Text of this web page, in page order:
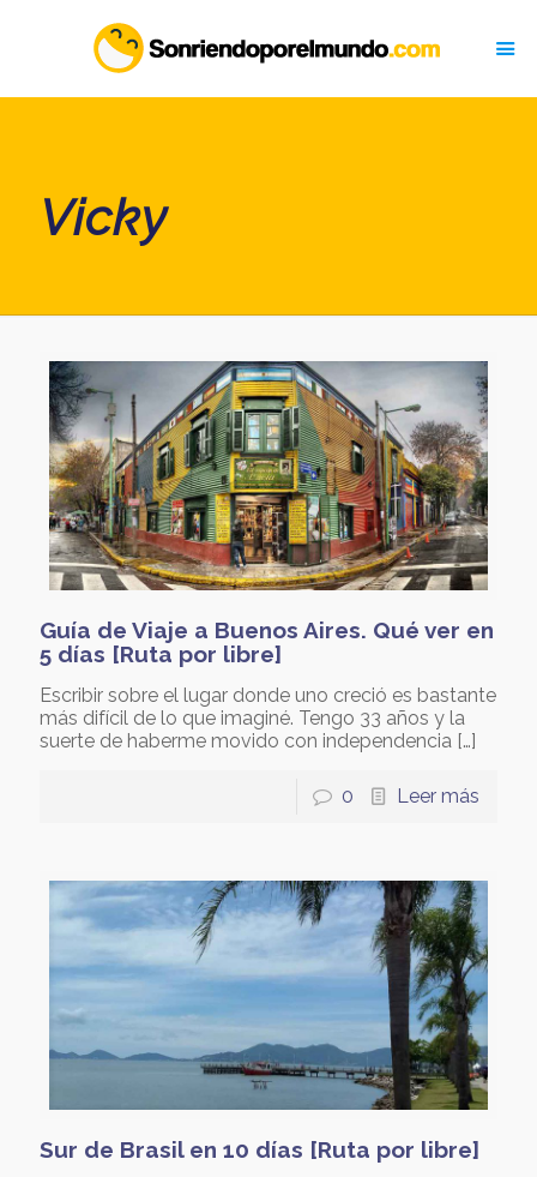
Vicky
Guía de Viaje a Buenos Aires. Qué ver en
5 días [Ruta por libre]
Escribir sobre el lugar donde uno creció es bastante
más difícil de lo que imaginé. Tengo 33 años y la
suerte de haberme movido con independencia […]
0 Leer más
Sur de Brasil en 10 días [Ruta por libre]